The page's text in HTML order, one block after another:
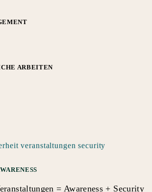
ARBEITEN
= Awareness + Security